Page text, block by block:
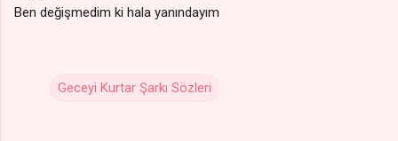
Ben değişmedim ki hala yanındayım
Geceyi Kurtar Şarkı Sözleri